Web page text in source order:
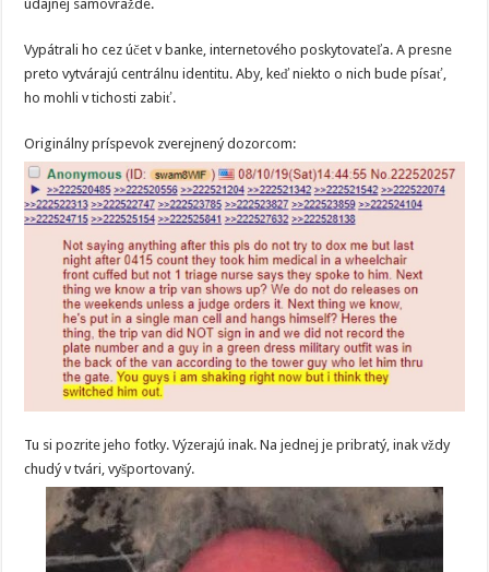
údajnej samovražde.
Vypátrali ho cez účet v banke, internetového poskytovateľa. A presne
preto vytvárajú centrálnu identitu. Aby, keď niekto o nich bude písať,
ho mohli v tichosti zabiť.
Originálny príspevok zverejnený dozorcom:
Tu si pozrite jeho fotky. Výzerajú inak. Na jednej je pribratý, inak vždy
chudý v tvári, vyšportovaný.